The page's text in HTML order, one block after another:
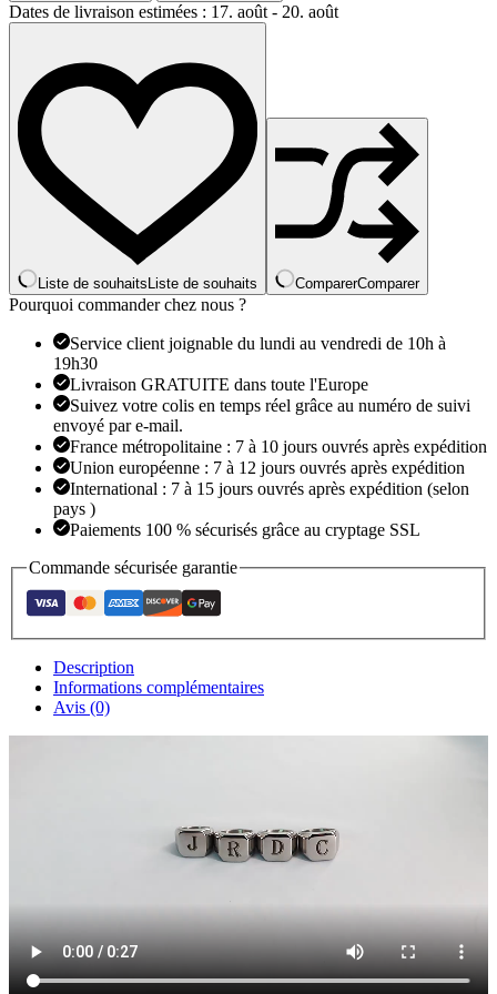
personnalisées
initiale
pour
hommes,
chevalière
masculine
inoxydable,
bande,
ton
poli,
américaine
Dates de livraison estimées : 17. août - 20. août
Liste de souhaits Liste de souhaits ComparerComparer
Pourquoi commander chez nous ?
Service client joignable du lundi au vendredi de 10h à
19h30
Livraison GRATUITE dans toute l'Europe
Suivez votre colis en temps réel grâce au numéro de suivi
envoyé par e-mail.
France métropolitaine : 7 à 10 jours ouvrés après expédition
Union européenne : 7 à 12 jours ouvrés après expédition
International : 7 à 15 jours ouvrés après expédition (selon
pays )
Paiements 100 % sécurisés grâce au cryptage SSL
Commande sécurisée garantie
Description
Informations complémentaires
Avis (0)